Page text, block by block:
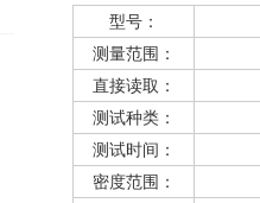
型号：
测量范围：
直接读取：
测试种类：
测试时间：
密度范围：